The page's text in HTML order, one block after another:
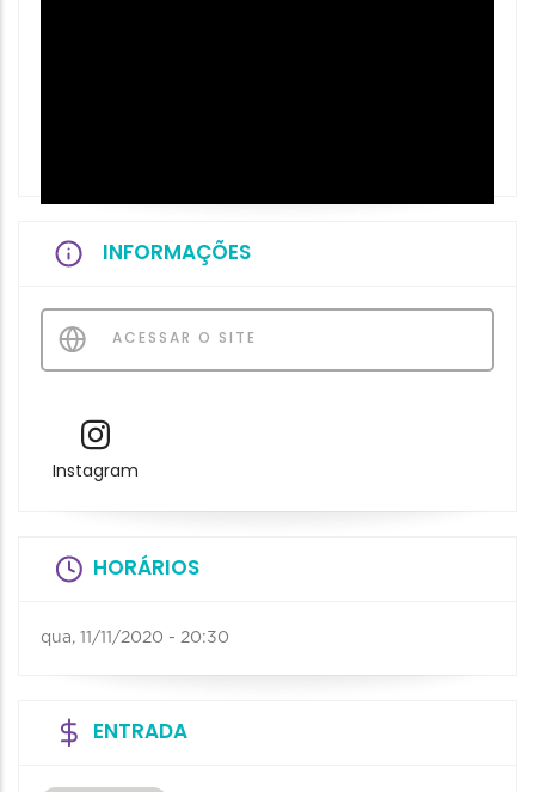
INFORMAÇÕES
ACESSAR O SITE
Instagram
HORÁRIOS
qua, 11/11/2020 - 20:30
ENTRADA